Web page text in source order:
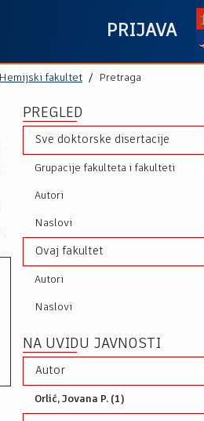
PRIJAVA
Hemijski fakultet Pretraga
PREGLED
Sve doktorske disertacije
Grupacije fakulteta i fakulteti
Autori
Naslovi
Ovaj fakultet
Autori
Naslovi
NA UVIDU JAVNOSTI
Autor
Orlić, Jovana P. (1)